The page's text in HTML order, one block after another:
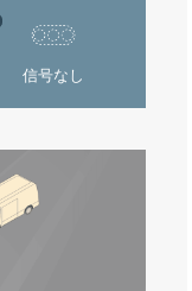
信号なし